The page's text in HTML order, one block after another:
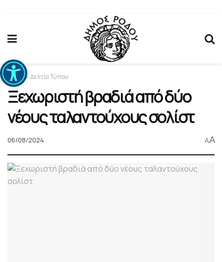
Ανοίξτε τη γραμμή εργαλείων
Home Δελτία Τύπου
Ξεχωριστή βραδιά από δύο
νέους ταλαντούχους σολίστ
06/08/2024 AA